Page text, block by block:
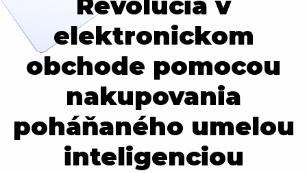
elektronickom
obchode pomocou
nakupovania
poháňaného umelou
inteligenciou